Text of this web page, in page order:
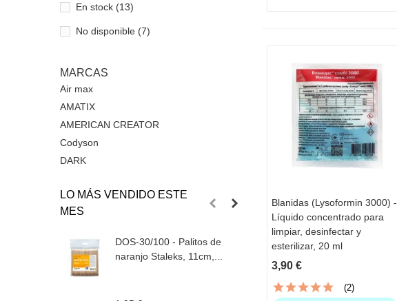
En stock (13)
No disponible (7)
MARCAS
Air max
AMATIX
AMERICAN CREATOR
Codyson
DARK
LO MÁS VENDIDO ESTE
MES
DOS-30/100 - Palitos de
naranjo Staleks, 11cm,...
Top no wipe Dark, sin
VISTA RÁPIDA
Blanidas (Lysoformin 3000) -
Líquido concentrado para
limpiar, desinfectar y
esterilizar, 20 ml
3,90 €
(2)